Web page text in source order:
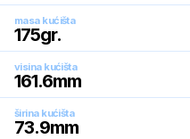
masa kućišta
175gr.
visina kućišta
161.6mm
širina kućišta
73.9mm